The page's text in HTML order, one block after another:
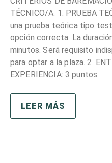
TÉCNICO/A. 1. PRUEBA
una prueba teórica tipo
opción correcta. La
minutos. Será requisito
para optar a la plaza. 2.
EXPERIENCIA: 3 puntos.
LEER MÁS